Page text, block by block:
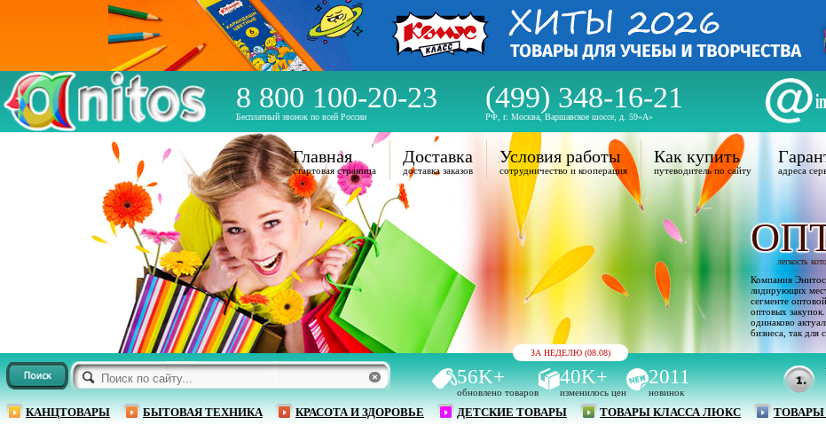
8 800 100-20-23
Бесплатный звонок по всей России
(499) 348-16-21
РФ, г. Москва, Варшавское шоссе, д. 59«А»
ЗА НЕДЕЛЮ (08.08)
56K+
обновлено товаров
40K+
изменилось цен
2011
новинок
КАНЦТОВАРЫ БЫТОВАЯ ТЕХНИКА КРАСОТА И ЗДОРОВЬЕ ДЕТСКИЕ ТОВАРЫ ТОВАРЫ КЛАССА ЛЮКС
Главная
стартовая страница
Доставка
доставка заказов
Условия работы
сотрудничество и кооперация
Как купить
путеводитель по сайту адреса
легкость
Компания
лидирующих
сегменте
оптовых
одинаково
бизнеса, так для